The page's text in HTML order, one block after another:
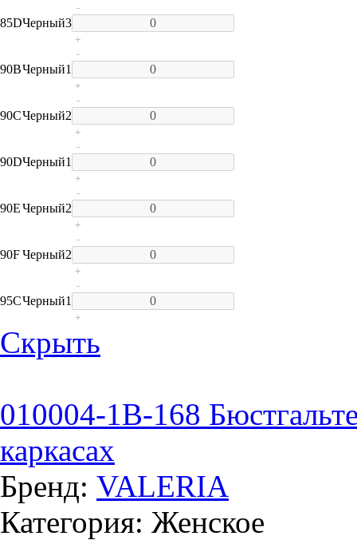
85DЧерный3
-
+
90BЧерный1
-
+
90CЧерный2
-
+
90DЧерный1
-
+
90EЧерный2
-
+
90FЧерный2
-
+
95CЧерный1
-
+
Скрыть
010004-1В-168
каркасах
Бренд: VALERIA
Категория: Женское